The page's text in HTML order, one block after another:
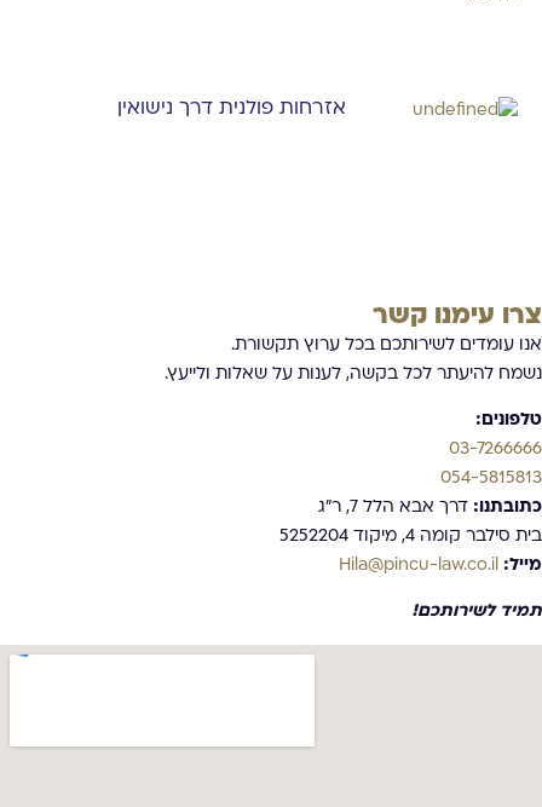
אזרחות פולנית דרך נישואין
צרו עימנו קשר
אנו עומדים לשירותכם בכל ערוץ תקשורת.
נשמח להיעתר לכל בקשה, לענות על שאלות ולייעץ.
טלפונים:
03-7266666
054-5815813
כתובתנו: דרך אבא הלל 7, ר”ג
בית סילבר קומה 4, מיקוד 5252204
מייל:
Hila@pincu-law.co.il
תמיד לשירותכם!